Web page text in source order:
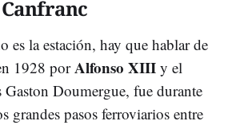
es la estación, hay que hablar de
1928 porAlfonso XIII y el
Gaston Doumergue, fue durante
grandes pasos ferroviarios entre